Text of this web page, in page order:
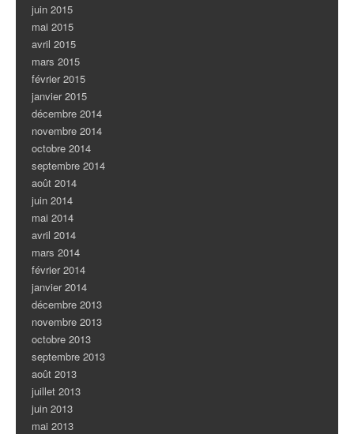
juin 2015
mai 2015
avril 2015
mars 2015
février 2015
janvier 2015
décembre 2014
novembre 2014
octobre 2014
septembre 2014
août 2014
juin 2014
mai 2014
avril 2014
mars 2014
février 2014
janvier 2014
décembre 2013
novembre 2013
octobre 2013
septembre 2013
août 2013
juillet 2013
juin 2013
mai 2013